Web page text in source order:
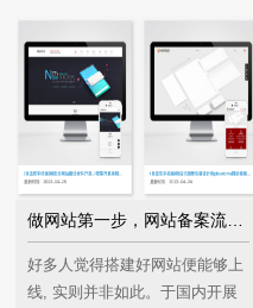
渴望能够有一番收获
做网站第一步，网站备案流程到底怎么弄最快？
好多人觉得搭建好网站便能够上
线, 实则并非如此。于国内开展